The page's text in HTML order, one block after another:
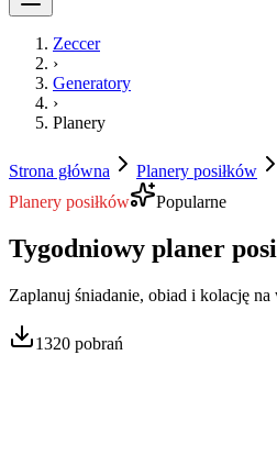
Zeccer
›
Generatory
›
Planery
Strona główna Planery posiłków
Planery posiłków
Popularne
Tygodniowy planer
Zaplanuj śniadanie, obiad i kolację na
1320 pobrań